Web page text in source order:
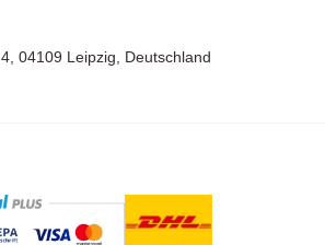
04109 Leipzig, Deutschland